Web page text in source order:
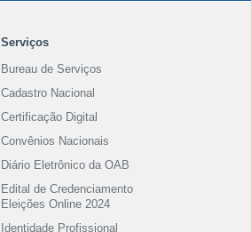
Serviços
Bureau de Serviços
Cadastro Nacional
Certificação Digital
Convênios Nacionais
Diário Eletrônico da OAB
Edital de Credenciamento
Eleições Online 2024
Identidade Profissional